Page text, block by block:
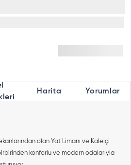
Harita Yorumlar
olan Yat Limanı ve Kaleiçi
konforlu ve modern odalarıyla